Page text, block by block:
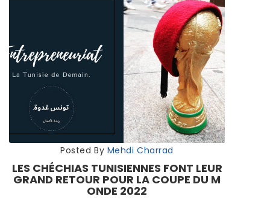
Posted By Mehdi Charrad
LES CHÉCHIAS TUNISIENNES FONT LEUR
GRAND RETOUR POUR LA COUPE DU M
ONDE 2022